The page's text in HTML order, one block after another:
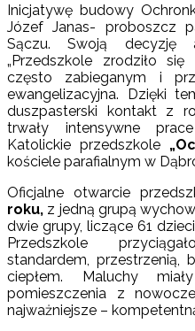
Inicjatywę budowy
Józef Janas- proboszcz
Sączu. Swoją decyzję
„Przedszkole zrodziło
często zabieganym i
ewangelizacyjna. Dzięki
duszpasterski kontakt z
trwały intensywne
Katolickie przedszkole
kościele parafialnym w
Oficjalne otwarcie
roku, z jedną grupą
dwie grupy, liczące 61
Przedszkole
standardem, przestrzenią,
ciepłem. Maluchy
pomieszczenia z
najważniejsze –